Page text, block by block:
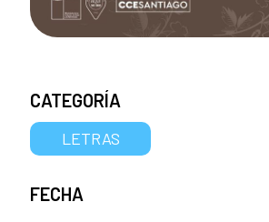
CATEGORÍA
LETRAS
FECHA